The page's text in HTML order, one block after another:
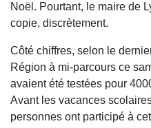
Noël. Pourtant, le maire de
copie, discrètement.
Côté chiffres, selon le
Région à mi-parcours ce
avaient été testées pour
Avant les vacances
personnes ont participé à